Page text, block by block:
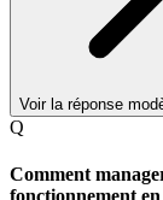
Voir la réponse
Q
Comment
fonctionnement